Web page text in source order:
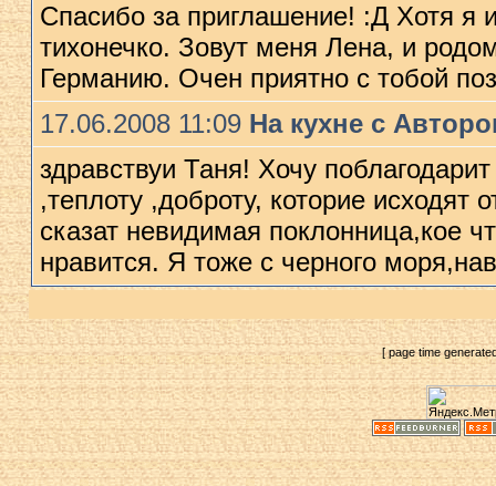
Спасибо за приглашение! :Д Xотя я
тиxонечко. Зовут меня Лена, и
Германию. Очен приятно с тобой
17.06.2008 11:09 На кухне с
здравствуи Таня! Xочу
,теплоту ,доброту, которие исxодят
сказат невидимая поклонница,кое
нравится. Я тоже с черного
[ page time